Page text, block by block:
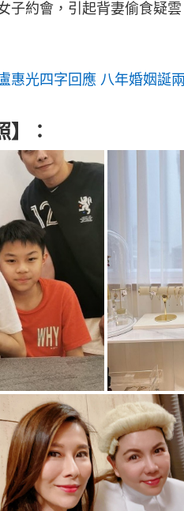
子約會，引起背妻偷食疑雲
惠光四字回應 八年婚姻誕
】：